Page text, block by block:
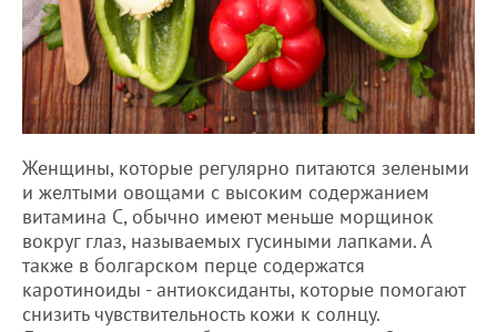
Женщины, которые регулярно питаются зелеными
и желтыми овощами с высоким содержанием
витамина С, обычно имеют меньше морщинок
вокруг глаз, называемых гусиными лапками. А
также в болгарском перце содержатся
каротиноиды - антиоксиданты, которые помогают
снизить чувствительность кожи к солнцу.